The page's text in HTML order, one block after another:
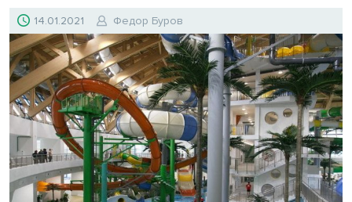
14.01.2021 Федор Буров